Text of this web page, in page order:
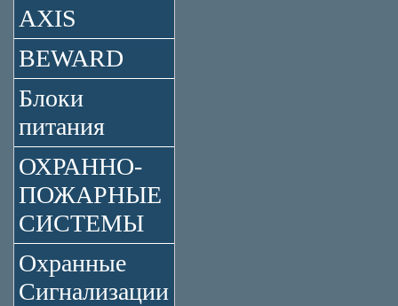
AXIS
BEWARD
Блоки
питания
ОХРАННО-
ПОЖАРНЫЕ
СИСТЕМЫ
Охранные
Сигнализации